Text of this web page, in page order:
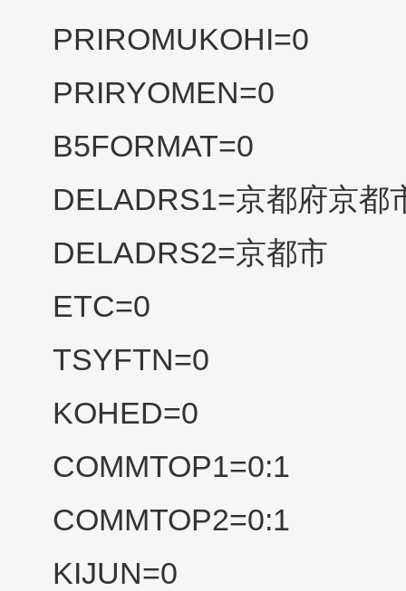
PRIROMUKOHI=0
PRIRYOMEN=0
B5FORMAT=0
DELADRS1=京都府京都
DELADRS2=京都市
ETC=0
TSYFTN=0
KOHED=0
COMMTOP1=0:1
COMMTOP2=0:1
KIJUN=0